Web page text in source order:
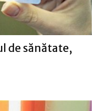
de sănătate,